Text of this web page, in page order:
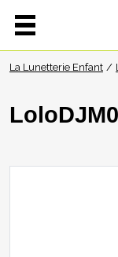
La Lunetterie Enfant